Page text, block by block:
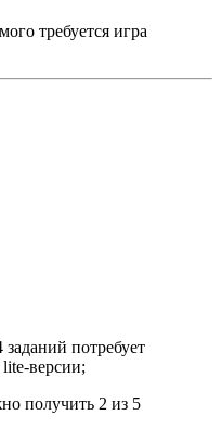
требуется игра
потребует
версии;
получить 2 из 5